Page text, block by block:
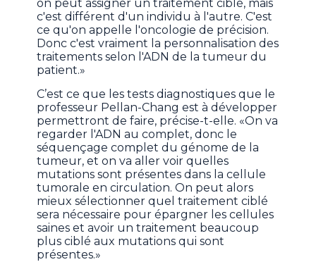
on peut assigner un traitement ciblé, mais
c'est différent d'un individu à l'autre. C'est
ce qu'on appelle l'oncologie de précision.
Donc c'est vraiment la personnalisation des
traitements selon l'ADN de la tumeur du
patient.»
C’est ce que les tests diagnostiques que le
professeur Pellan-Chang est à développer
permettront de faire, précise-t-elle. «On va
regarder l'ADN au complet, donc le
séquençage complet du génome de la
tumeur, et on va aller voir quelles
mutations sont présentes dans la cellule
tumorale en circulation. On peut alors
mieux sélectionner quel traitement ciblé
sera nécessaire pour épargner les cellules
saines et avoir un traitement beaucoup
plus ciblé aux mutations qui sont
présentes.»